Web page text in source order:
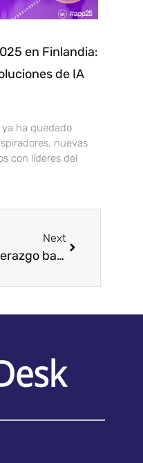
en Finlandia:
de IA
ya ha quedado
nuevas
con líderes del
Next
El liderazgo basado en coaching en la práctica: Una forma efectiva de coaching para alcanzar objetivos